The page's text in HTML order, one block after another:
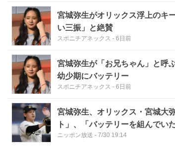
宮城弥生がオリックス浮上のキ
い三振」と絶賛
スポニチアネックス - 6日前
宮城弥生が「お兄ちゃん」と呼
幼少期にバッテリー
スポニチアネックス - 6日前
宮城弥生、オリックス・宮城大
ト」、「バッテリーを組んでい
ニッポン放送 - 7/30 19:14